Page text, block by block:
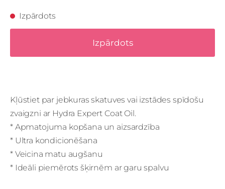
Izpārdots
Izpārdots
Kļūstiet par jebkuras skatuves vai izstādes spīdošu
zvaigzni ar Hydra Expert Coat Oil.
* Apmatojuma kopšana un aizsardzība
* Ultra kondicionēšana
* Veicina matu augšanu
* Ideāli piemērots šķirnēm ar garu spalvu